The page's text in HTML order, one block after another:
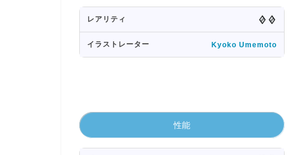
レアリティ
イラストレーター Kyoko Umemoto
性能